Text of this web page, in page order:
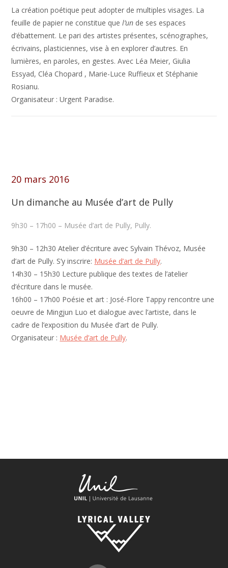
La création poétique peut adopter de multiples visages. La
feuille de papier ne constitue quel’un de ses espaces
d’ébattement. Le pari des artistes présentes, scénographes,
écrivains, plasticiennes, vise à en explorer d’autres. En
lumières, en paroles, en gestes. Avec Léa Meier, Giulia
Essyad, Cléa Chopard , Marie-Luce Ruffieux et Stéphanie
Rosianu.
Organisateur : Urgent Paradise.
20 mars 2016
Un dimanche au Musée d’art de Pully
9h30 – 17h00 – Musée d’art de Pully, Pully.
9h30 – 12h30 Atelier d’écriture avec Sylvain Thévoz, Musée
d’art de Pully. S’y inscrire: Musée d’art de Pully.
14h30 – 15h30 Lecture publique des textes de l’atelier
d’écriture dans le musée.
16h00 – 17h00 Poésie et art : José-Flore Tappy rencontre une
oeuvre de Mingjun Luo et dialogue avec l’artiste, dans le
cadre de l’exposition du Musée d’art de Pully.
Organisateur : Musée d’art de Pully.